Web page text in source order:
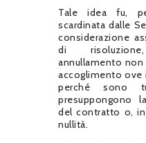
Tale idea fu,
scardinata dalle
considerazione
di
annullamento
accoglimento
perché sono
presuppongono
del contratto o,
nullità.